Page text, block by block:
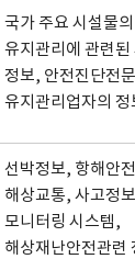
국가 주요 시설물
유지관리에 관련된
정보, 안전진단전
유지관리업자의 정
선박정보, 항해안
해상교통, 사고정
모니터링 시스템,
해상재난안전관련